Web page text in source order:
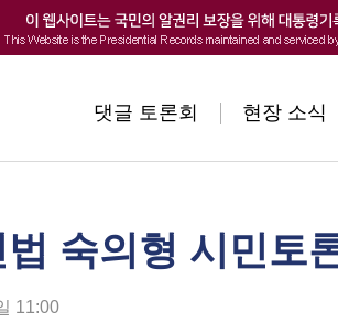
댓글 토론회 현장 소식
숙의형 시민토
11:00